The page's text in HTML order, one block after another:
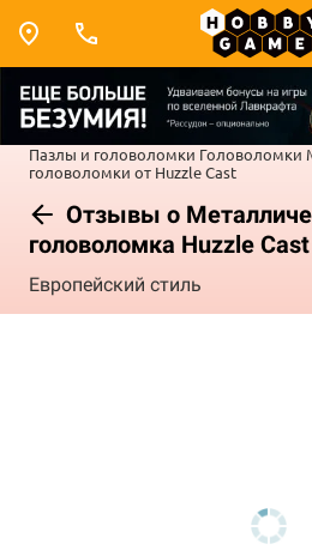
Пазлы и головоломки Головоломки
головоломки от Huzzle Cast
Отзывы о
головоломка Huzzle
Европейский стиль